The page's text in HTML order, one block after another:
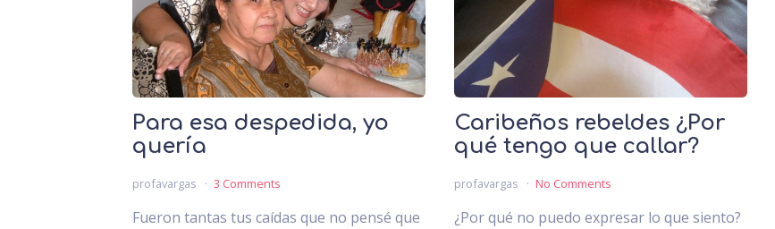
Para esa despedida, yo
quería
profavargas 3 Comments
Fueron tantas tus caídas que no pensé que
Caribeños rebeldes ¿Por
qué tengo que callar?
profavargas No Comments
¿Por qué no puedo expresar lo que siento?